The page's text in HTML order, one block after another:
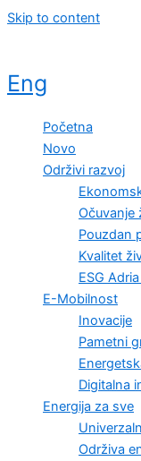
Skip to content
Eng
Početna
Novo
Održivi razvoj
Očuvanje
Pouzdan
Kvalitet
ESG
E-Mobilnost
Inovacije
Pametni
Digitalna
Energija za sve
Održiva